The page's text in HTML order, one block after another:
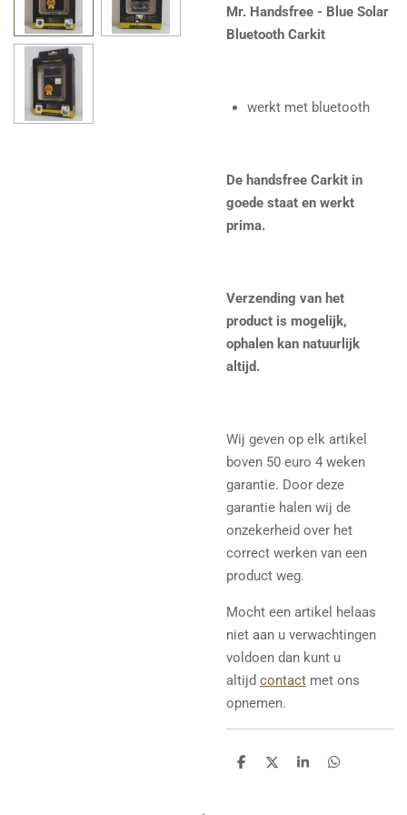
Mr. Handsfree - Blue Solar
Bluetooth Carkit
werkt met bluetooth
De handsfree Carkit in
goede staat en werkt
prima.
Verzending van het
product is mogelijk,
ophalen kan natuurlijk
altijd.
Wij geven op elk artikel
boven 50 euro 4 weken
garantie. Door deze
garantie halen wij de
onzekerheid over het
correct werken van een
product weg.
Mocht een artikel helaas
niet aan u verwachtingen
voldoen dan kunt u
altijd contact met ons
opnemen.
D
D
S
D